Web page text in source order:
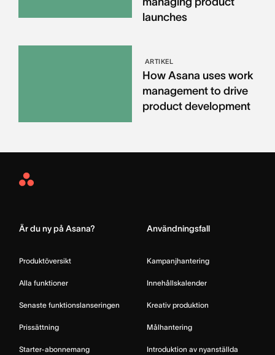
launches
ARTIKEL
How Asana uses work
management to drive
product development
Asana
Är du ny på Asana?
Produktöversikt
Alla funktioner
Senaste funktionslanseringen
Prissättning
Starter-abonnemang
Användningsfall
Kampanjhantering
Innehållskalender
Kreativ produktion
Målhantering
Introduktion av nyanställda